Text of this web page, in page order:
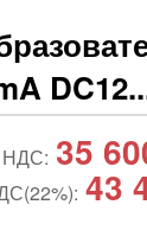
НДС: 35
43